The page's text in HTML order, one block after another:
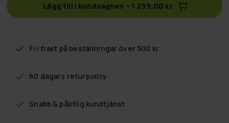
Lägg till i kundvagnen – 1 299,00 kr
Fri frakt på beställningar över 500 kr
60 dagars returpolicy
Snabb & pålitlig kundtjänst